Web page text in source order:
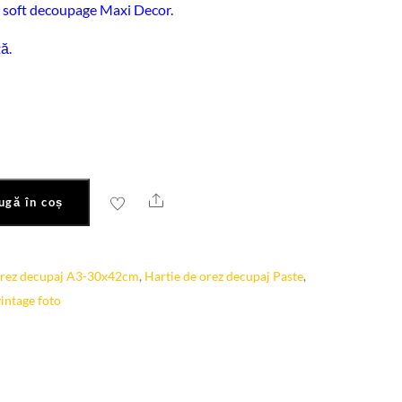
decoupage Maxi Decor.
în coș Share
decupaj A3-30x42cm, Hartie de orez decupaj Paste,
foto